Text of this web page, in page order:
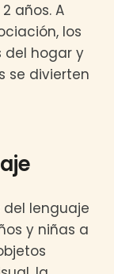
años. A
los
del hogar y
se divierten
lenguaje
y niñas a